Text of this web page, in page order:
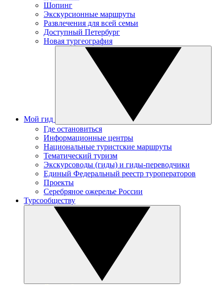
Шопинг
Экскурсионные маршруты
Развлечения для всей семьи
Доступный Петербург
Новая тургеография
Мой гид
Где остановиться
Информационные центры
Национальные туристские маршруты
Тематический туризм
Экскурсоводы (гиды) и гиды-переводчики
Единый Федеральный реестр туроператоров
Проекты
Серебряное ожерелье России
Турсообществу